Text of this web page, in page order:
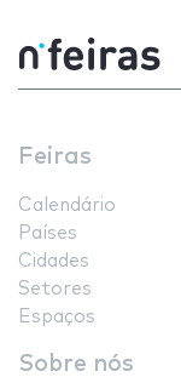
Feiras
Calendário
Países
Cidades
Setores
Espaços
Sobre nós